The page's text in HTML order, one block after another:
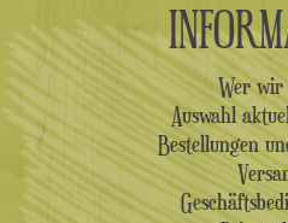
Wer wir
Auswahl
Bestellungen